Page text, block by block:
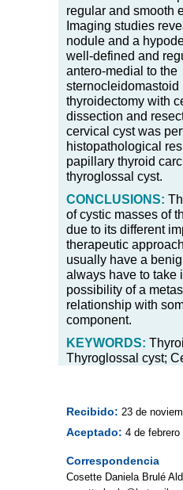
regular and smooth
Imaging studies
nodule and a
well-defined and
antero-medial to the
sternocleidomastoid
thyroidectomy with
dissection and
cervical cyst was
histopathological
papillary thyroid
thyroglossal cyst.
CONCLUSIONS:
of cystic masses of
due to its different
therapeutic
usually have a
always have to take
possibility of a
relationship with
component.
KEYWORDS:
Thyroglossal cyst;
Recibido: 23 de
Aceptado: 4 de febrero
Correspondencia
Cosette Daniela Brulé